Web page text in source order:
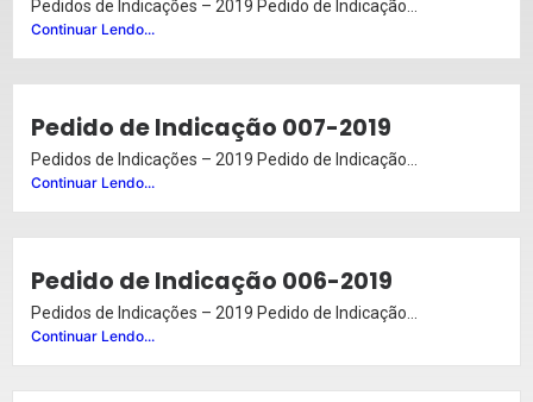
Pedidos de Indicações – 2019 Pedido de Indicação...
Continuar Lendo...
Pedido de Indicação 007-2019
Pedidos de Indicações – 2019 Pedido de Indicação...
Continuar Lendo...
Pedido de Indicação 006-2019
Pedidos de Indicações – 2019 Pedido de Indicação...
Continuar Lendo...